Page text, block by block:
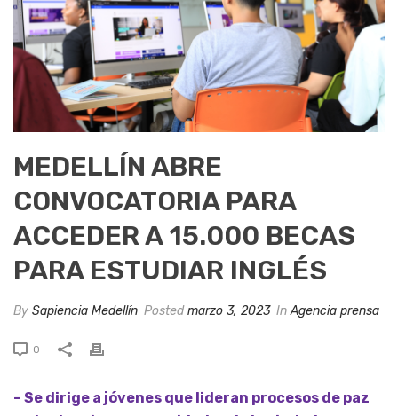
MEDELLÍN ABRE
CONVOCATORIA PARA
ACCEDER A 15.000 BECAS
PARA ESTUDIAR INGLÉS
By Sapiencia Medellín Postedmarzo 3, 2023 InAgencia prensa
0
– Se dirige a jóvenes que lideran procesos de paz